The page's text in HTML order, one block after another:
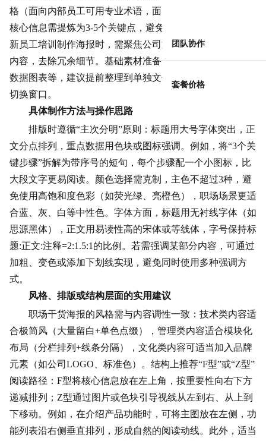
团队协作
套餐价格
格（面向内部员工可用专业术语，面向客户需简化表达）；
核心信息需提炼为3-5个关键点，避免信息过载。例如，为
新员工培训制作海报时，需聚焦公司文化 、制度流程等核心
内容，去除冗余细节。基础素材准备包括高清图片、图标、
数据图表等，建议提前整理到单独文件夹，避免制作时频繁
切换窗口。
具体制作方法与操作思路
排版时遵循“主次分明”原则：标题用大号字体突出，正
文分点排列，重点数据用色块或图标强调。例如，将“3个关
键步骤”拆解为带序号的短句，每个步骤配一个小图标，比
大段文字更易阅读。颜色选择需克制，主色不超过3种，避
免使用高饱和度色彩（如荧光绿、亮橙色），职场场景更适
合蓝、灰、白等中性色。字体方面，标题用无衬线字体（如
思源黑体），正文用易读性高的宋体或等线体，字号保持标
题:正文:注释=2:1.5:1的比例。若需强调某部分内容，可通过
加粗、变色或添加下划线实现，避免同时使用多种强调方
式。
风格、排版或结构层面的实用建议
职场干货海报的风格需与内容调性一致：技术类内容适
合极简风（大量留白+单色点缀），管理类内容适合模块化
布局（分栏排列+线条分隔），文化类内容可适当加入品牌
元素（如公司LOGO、标准色）。结构上推荐“F型”或“Z型”
阅读路径：F型将核心信息放在左上角，按重要性向右下方
递减排列；Z型通过图片或色块引导视线从左到右、从上到
下移动。例如，在介绍产品功能时，可将主图放在左侧，功
能列表沿右侧垂直排列，形成自然的阅读动线。此外，适当